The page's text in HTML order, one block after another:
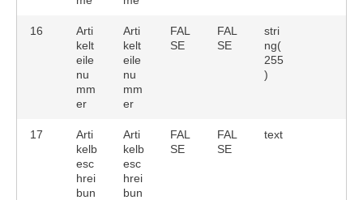
16
Arti
kelt
eile
nu
mm
er
Arti
kelt
eile
nu
mm
er
FAL
SE
FAL
SE
stri
ng(
255
)
17
Arti
kelb
esc
hrei
bun
Arti
kelb
esc
hrei
bun
FAL
SE
FAL
SE
text